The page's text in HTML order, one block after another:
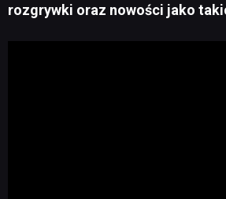
rozgrywki oraz nowości jako